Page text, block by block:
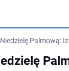
Palmową: